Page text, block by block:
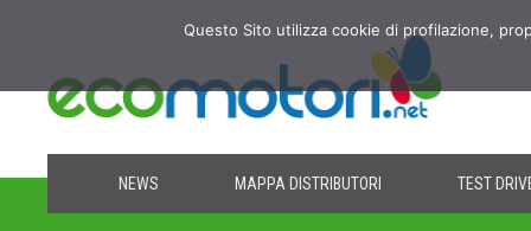
NEWS MAPPA DISTRIBUTORI TEST
Questo Sito utilizza cookie di profilazione,